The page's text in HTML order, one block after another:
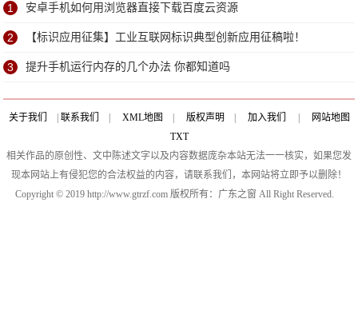
1 安卓手机如何用浏览器直接下载百度云资源
2 【标识应用征集】工业互联网标识典型创新应用征稿啦！
3 提升手机运行内存的几个办法 你都知道吗
关于我们 联系我们 XML地图 版权声明 加入我们
网站地图
TXT
相关作品的原创性、文中陈述文字以及内容数据庞杂本站无法一一核实，如果您发
现本网站上有侵犯您的合法权益的内容，请联系我们，本网站将立即予以删除！
Copyright © 2019 http://www.gtrzf.com 版权所有：广东之窗 All Right Reserved.